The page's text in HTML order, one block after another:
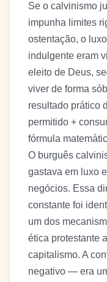
Se o calvinismo
impunha limites
ostentação, o
indulgente eram
eleito de Deus,
viver de forma
resultado prático
permitido +
fórmula
O burguês
gastava em luxo
negócios. Essa
constante foi
um dos
ética protestante
capitalismo. A
negativo — era